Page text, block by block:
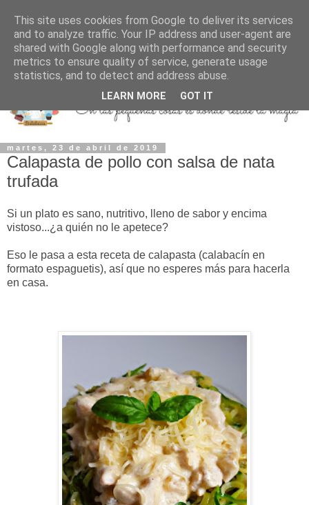
martes, 23 de abril de 2019
Calapasta de pollo con salsa de nata
trufada
Si un plato es sano, nutritivo, lleno de sabor y encima
vistoso...¿a quién no le apetece?
Eso le pasa a esta receta de calapasta (calabacín en
formato espaguetis), así que no esperes más para hacerla
en casa.
This site uses cookies from Google to deliver its services
and to analyze traffic. Your IP address and user-agent are
shared with Google along with performance and security
metrics to ensure quality of service, generate usage
statistics, and to detect and address abuse.
LEARN MORE GOT IT